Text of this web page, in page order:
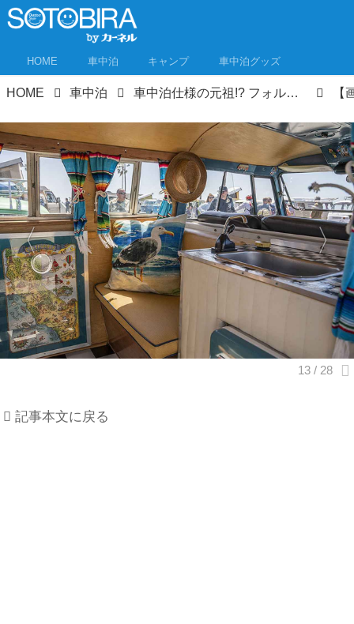
HOME 車中泊 キャンプ 車中泊グッズ
HOME 車中泊 車中泊仕様の元祖!? フォルクスワーゲンバスが集まる米カリフォルニアのイベントへ！やっぱりその人気は永遠だった！
記事本文に戻る